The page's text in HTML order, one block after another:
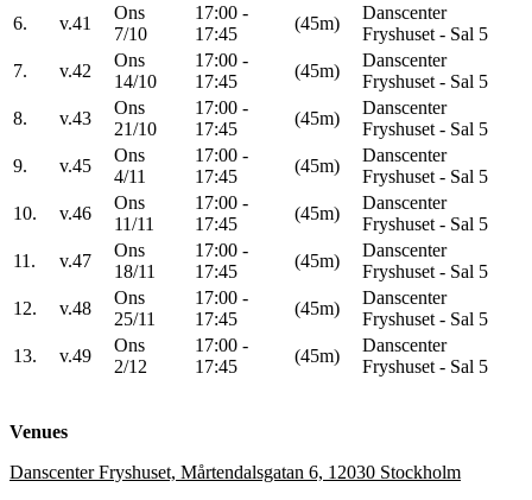
6.
v.41
Ons
7/10
17:00 -
17:45
(45m)
Danscenter
Fryshuset - Sal 5
7.
v.42
Ons
14/10
17:00 -
17:45
(45m)
Danscenter
Fryshuset - Sal 5
8.
v.43
Ons
21/10
17:00 -
17:45
(45m)
Danscenter
Fryshuset - Sal 5
9.
v.45
Ons
4/11
17:00 -
17:45
(45m)
Danscenter
Fryshuset - Sal 5
10.
v.46
Ons
11/11
17:00 -
17:45
(45m)
Danscenter
Fryshuset - Sal 5
11.
v.47
Ons
18/11
17:00 -
17:45
(45m)
Danscenter
Fryshuset - Sal 5
12.
v.48
Ons
25/11
17:00 -
17:45
(45m)
Danscenter
Fryshuset - Sal 5
13.
v.49
Ons
2/12
17:00 -
17:45
(45m)
Danscenter
Fryshuset - Sal 5
Venues
Danscenter Fryshuset, Mårtendalsgatan 6, 12030 Stockholm